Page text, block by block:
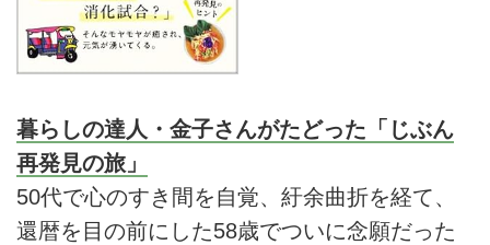
暮らしの達人・金子さんがたどった「じぶん
再発見の旅」
50代で心のすき間を自覚、紆余曲折を経て、
還暦を目の前にした58歳でついに念願だった